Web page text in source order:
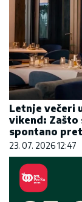
Letnje večeri
vikend: Zašto
spontano
23. 07. 2026 12:47